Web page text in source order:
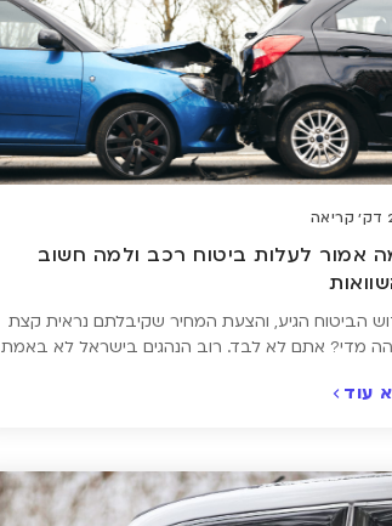
אמור לעלות ביטוח רכב ולמה חשוב
הביטוח הגיע, והצעת המחיר שקיבלתם נראית קצת
מדי? אתם לא לבד. רוב הנהגים בישראל לא באמת
פוליסה שנה אחרי שנה, בלי לבדוק אם המחיר הוגן.
עוד